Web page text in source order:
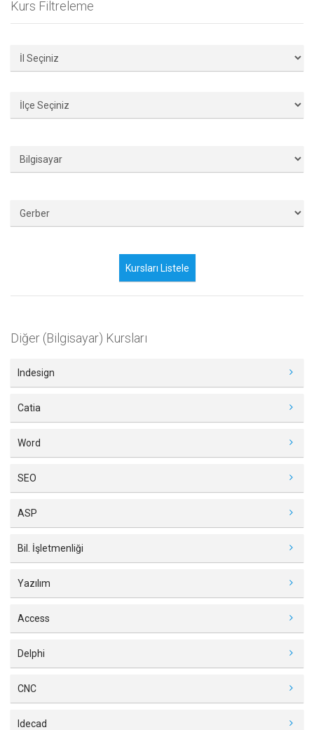
Kurs Filtreleme
Diğer (Bilgisayar) Kursları
Indesign
Catia
Word
SEO
ASP
Bil. İşletmenliği
Yazılım
Access
Delphi
CNC
Idecad